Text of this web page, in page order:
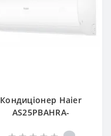
Кондиціонер Haier
AS25PBAHRA-